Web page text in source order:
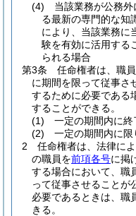
(4)
当該業務が公務
る最新の専門的な知
により、当該業務に
験を有効に活用する
られる場合
第3条
任命権者は、職
に期間を限って従事さ
するために必要である
することができる。
(1)
一定の期間内に
(2)
一定の期間内に
2
任命権者は、法律に
の職員を前項各号に掲
する場合において、職
って従事させることが
必要であるときは、職
きる。